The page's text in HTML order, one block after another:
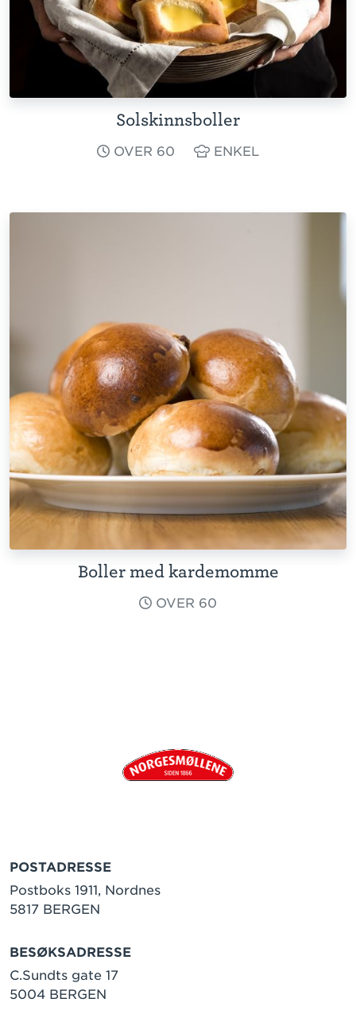
Solskinnsboller
OVER 60 ENKEL
Boller med kardemomme
OVER 60
POSTADRESSE
Postboks 1911, Nordnes
5817 BERGEN
BESØKSADRESSE
C.Sundts gate 17
5004 BERGEN